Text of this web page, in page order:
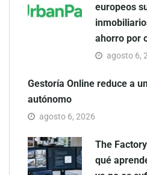
europeos
ahorro por
agosto 6,
Gestoría Online reduce a
autónomo
agosto 6, 2026
The
qué